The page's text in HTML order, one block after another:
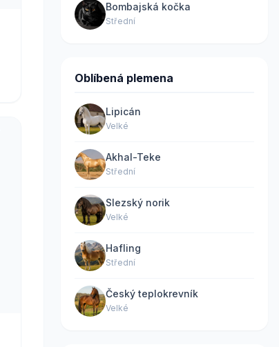
Bombajská kočka
Střední
Oblíbená plemena
Lipicán
Velké
Akhal-Teke
Střední
Slezský norik
Velké
Hafling
Střední
Český teplokrevník
Velké